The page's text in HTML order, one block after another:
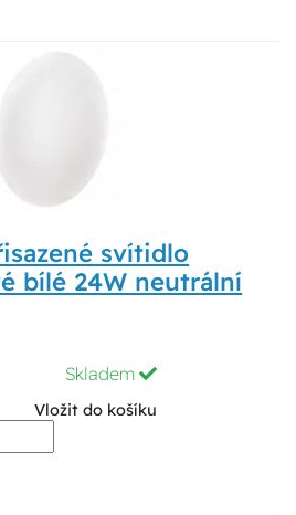
svítidlo
bílé 24W neutrální
Skladem
Vložit do košíku